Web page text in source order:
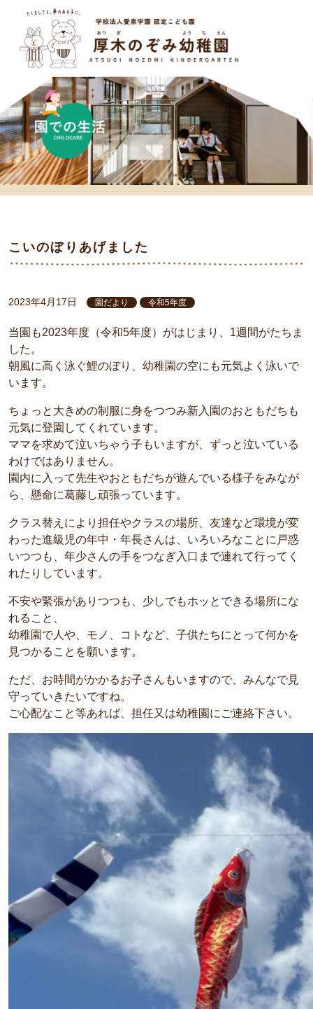
こいのぼりあげました
2023年4月17日 園だより 令和5年度
当園も2023年度（令和5年度）がはじまり、1週間がたちま
した。
朝風に高く泳ぐ鯉のぼり、幼稚園の空にも元気よく泳いで
います。
ちょっと大きめの制服に身をつつみ新入園のおともだちも
元気に登園してくれています。
ママを求めて泣いちゃう子もいますが、ずっと泣いている
わけではありません。
園内に入って先生やおともだちが遊んでいる様子をみなが
ら、懸命に葛藤し頑張っています。
クラス替えにより担任やクラスの場所、友達など環境が変
わった進級児の年中・年長さんは、いろいろなことに戸惑
いつつも、年少さんの手をつなぎ入口まで連れて行ってく
れたりしています。
不安や緊張がありつつも、少しでもホッとできる場所にな
れること、
幼稚園で人や、モノ、コトなど、子供たちにとって何かを
見つかることを願います。
ただ、お時間がかかるお子さんもいますので、みんなで見
守っていきたいですね。
ご心配なこと等あれば、担任又は幼稚園にご連絡下さい。